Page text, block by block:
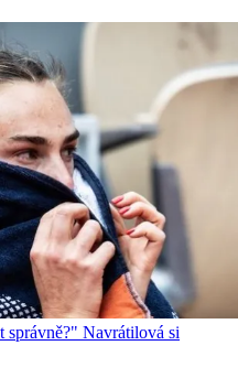
správně?" Navrátilová si